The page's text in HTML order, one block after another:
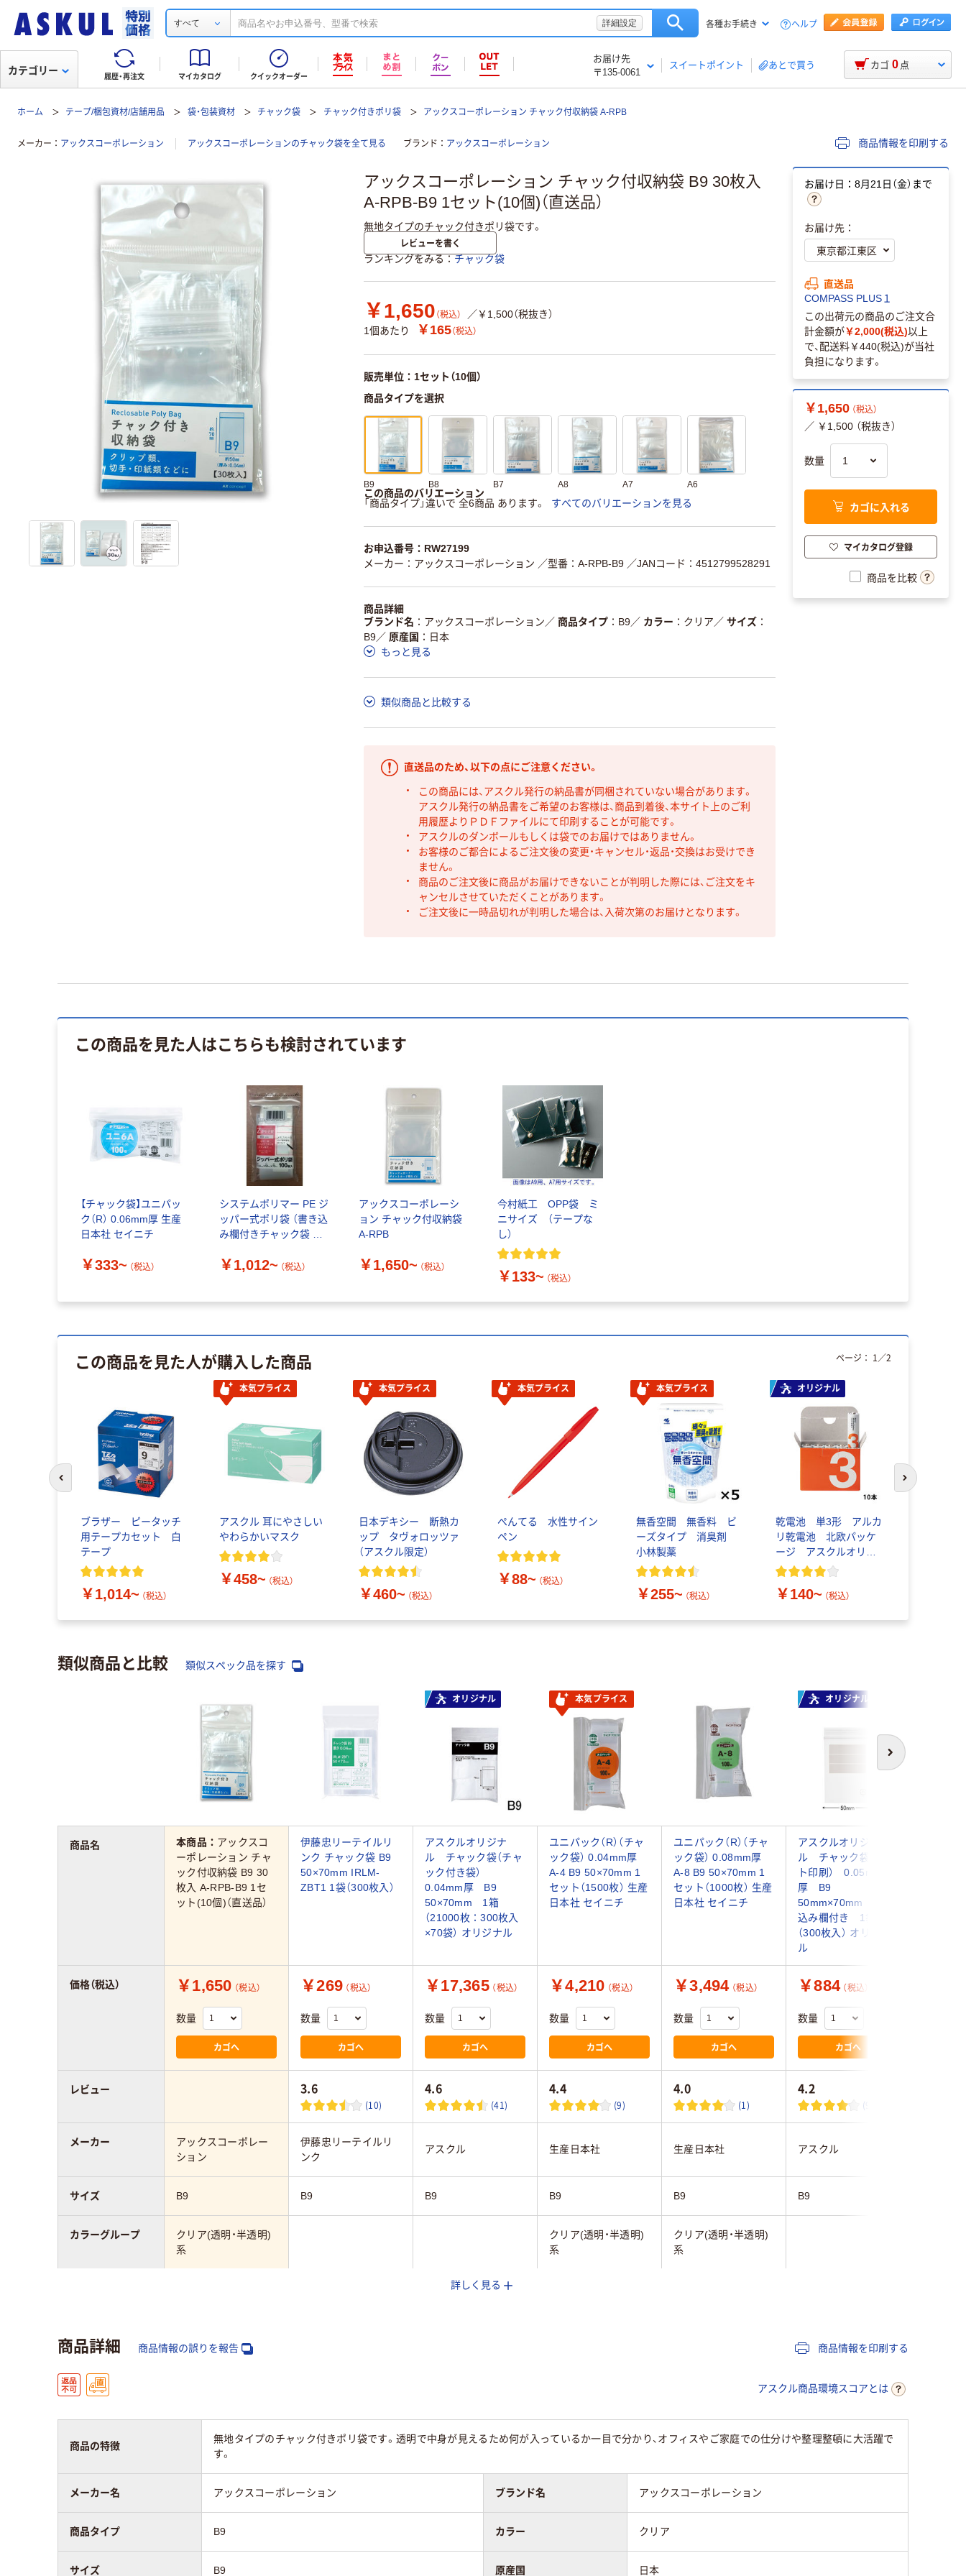
すべて 詳細設定 各種お手続き ヘルプ
履歴・再注文 マイカタログ クイックオーダー
お届け先
〒135-0061
スイートポイント あとで買う
カテゴリー カゴ 0 点
ホーム テープ/梱包資材/店舗用品 袋・包装資材 チャック袋 チャック付きポリ袋 アックスコーポレーション チャック付収納袋 A-RPB
メーカー アックスコーポレーション アックスコーポレーションのチャック袋を全て見る ブランド アックスコーポレーション 商品情報を印刷する
アックスコーポレーション チャック付収納袋 B9 30枚入
A-RPB-B9 1セット(10個)（直送品）
無地タイプのチャック付きポリ袋です。
レビューを書く
ランキングをみる チャック袋
￥1,650 （税込）
／￥1,500（税抜き）
1個あたり
￥165（税込）
販売単位：1セット（10個）
商品タイプを選択
B9 B8 B7 A8 A7 A6
この商品のバリエーション
「商品タイプ」違いで 全6商品 あります。
すべてのバリエーションを見る
お申込番号：RW27199
メーカー：アックスコーポレーション ／型番：A-RPB-B9 ／JANコード：4512799528291
商品詳細
ブランド名
アックスコーポレーション ／ 商品タイプ B9／ カラー クリア ／ サイズ
B9／ 原産国
日本
もっと見る
類似商品と比較する
直送品のため、以下の点にご注意ください。
この商品には、アスクル発行の納品書が同梱されていない場合があります。
アスクル発行の納品書をご希望のお客様は、商品到着後、本サイト上のご利
用履歴よりＰＤＦファイルにて印刷することが可能です。
アスクルのダンボールもしくは袋でのお届けではありません。
お客様のご都合によるご注文後の変更・キャンセル・返品・交換はお受けでき
ません。
商品のご注文後に商品がお届けできないことが判明した際には、ご注文をキ
ャンセルさせていただくことがあります。
ご注文後に一時品切れが判明した場合は、入荷次第のお届けとなります。
お届け日：8月21日（金）まで
お届け先：
直送品
COMPASS PLUS１
この出荷元の商品のご注文合
計金額が￥2,000(税込)以上
で、配送料￥440(税込)が当社
負担になります。
￥1,650 （税込）
／ ￥1,500 （税抜き）
数量
カゴに入れる
マイカタログ登録
商品を比較
この商品を見た人はこちらも検討されています
【チャック袋】ユニパッ
ク（R） 0.06mm厚 生産
日本社 セイニチ
￥333~ （税込）
システムポリマー PE ジ
ッパー式ポリ袋 （書き込
み欄付きチャック袋 メ
￥1,012~ （税込）
アックスコーポレーシ
ョン チャック付収納袋
A-RPB
￥1,650~ （税込）
今村紙工 OPP袋 ミ
ニサイズ （テープな
し）
￥133~ （税込）
この商品を見た人が購入した商品
ブラザー ピータッチ
用テープカセット 白
テープ
￥1,014~ （税込）
本気プライス
アスクル 耳にやさしい
やわらかいマスク
￥458~ （税込）
本気プライス
日本デキシー 断熱カ
ップ タヴォロッツァ
（アスクル限定）
￥460~ （税込）
本気プライス
ぺんてる 水性サイン
ペン
￥88~ （税込）
本気プライス
無香空間 無香料 ビ
ーズタイプ 消臭剤
小林製薬
￥255~ （税込）
オリジナル
乾電池 単3形 アルカ
リ乾電池 北欧パッケ
ージ アスクルオリジ
ナル
￥140~ （税込）
ページ： 1 ／2
前のスライドへ 次のスライド
類似商品と比較 類似スペック品を探す
次へ
オリジナル 本気プライス オリジナル
本商品： アックスコ
ーポレーション チャ
ック付収納袋 B9 30
枚入 A-RPB-B9 1セ
ット(10個)（直送品）
伊藤忠リーテイルリ
ンク チャック袋 B9
50×70mm IRLM-
ZBT1 1袋（300枚入）
アスクルオリジナ
ル チャック袋（チャ
ック付き袋）
0.04mm厚 B9
50×70mm 1箱
（21000枚：300枚入
×70袋） オリジナル
ユニパック（R）（チャ
ック袋） 0.04mm厚
A-4 B9 50×70mm 1
セット（1500枚） 生産
日本社 セイニチ
ユニパック（R）（チャ
ック袋） 0.08mm厚
A-8 B9 50×70mm 1
セット（1000枚） 生産
日本社 セイニチ
アスクルオリジナ
ル チャック袋（マッ
ト印刷） 0.05mm
厚 B9
50mm×70mm 書き
込み欄付き 1袋
（300枚入） オリジナ
ル
￥1,650 （税込）
数量
カゴへ
￥269 （税込）
数量
カゴへ
￥17,365 （税込）
数量
カゴへ
￥4,210 （税込）
数量
カゴへ
￥3,494 （税込）
数量
カゴへ
￥884 （税込）
数量
カゴへ
3.6
(10)
4.6
(41)
4.4
(9)
4.0
(1)
4.2
(9)
アックスコーポレー
ション
伊藤忠リーテイルリ
ンク
アスクル 生産日本社 生産日本社 アスクル
B9 B9 B9 B9 B9 B9
クリア(透明・半透明)
系
クリア(透明・半透明)
系
クリア(透明・半透明)
系
LDPE（ツルツルタイ
25
商品名
価格（税込）
レビュー
メーカー
サイズ
カラーグループ
アスクル商品環境
詳しく見る
商品詳細 商品情報の誤りを報告 商品情報を印刷する
アスクル商品環境スコアとは
商品の特徴
無地タイプのチャック付きポリ袋です。透明で中身が見えるため何が入っているか一目で分かり、オフィスやご家庭での仕分けや整理整頓に大活躍で
す。
メーカー名 アックスコーポレーション ブランド名 アックスコーポレーション
商品タイプ B9 カラー クリア
サイズ B9 原産国 日本